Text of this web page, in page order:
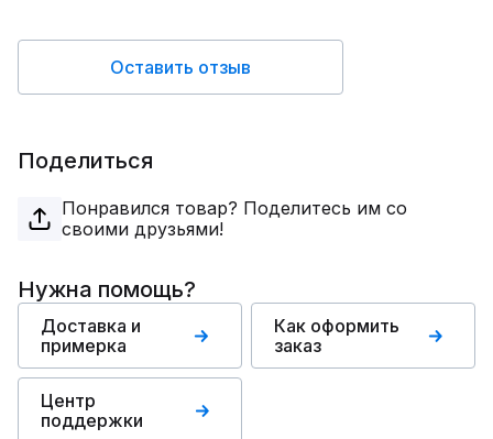
Оставить отзыв
Поделиться
Понравился товар? Поделитесь им со
своими друзьями!
Нужна помощь?
Доставка и
примерка
Как оформить
заказ
Центр
поддержки